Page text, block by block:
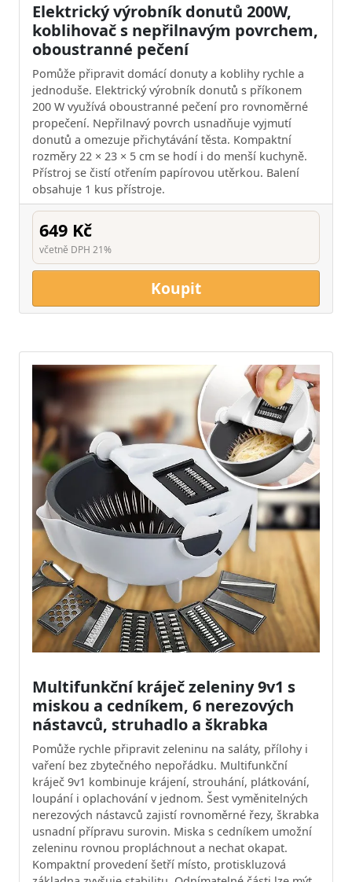
Elektrický výrobník donutů 200W,
koblihovač s nepřilnavým povrchem,
oboustranné pečení
Pomůže připravit domácí donuty a koblihy rychle a
jednoduše. Elektrický výrobník donutů s příkonem
200 W využívá oboustranné pečení pro rovnoměrné
propečení. Nepřilnavý povrch usnadňuje vyjmutí
donutů a omezuje přichytávání těsta. Kompaktní
rozměry 22 × 23 × 5 cm se hodí i do menší kuchyně.
Přístroj se čistí otřením papírovou utěrkou. Balení
obsahuje 1 kus přístroje.
649 Kč
včetně DPH 21%
Koupit
Multifunkční kráječ zeleniny 9v1 s
miskou a cedníkem, 6 nerezových
nástavců, struhadlo a škrabka
Pomůže rychle připravit zeleninu na saláty, přílohy i
vaření bez zbytečného nepořádku. Multifunkční
kráječ 9v1 kombinuje krájení, strouhání, plátkování,
loupání i oplachování v jednom. Šest vyměnitelných
nerezových nástavců zajistí rovnoměrné řezy, škrabka
usnadní přípravu surovin. Miska s cedníkem umožní
zeleninu rovnou propláchnout a nechat okapat.
Kompaktní provedení šetří místo, protiskluzová